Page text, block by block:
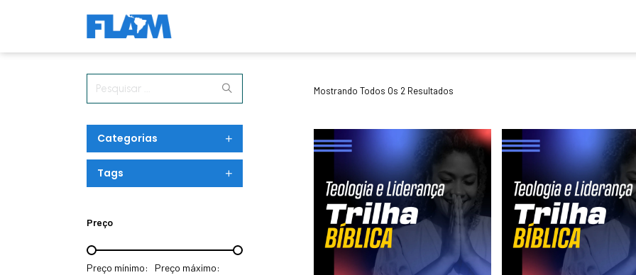
Pesquisar ...
Categorias
Tags
Preço
Preço mínimo:
Preço máximo:
Mostrando Todos Os 2 Resultados